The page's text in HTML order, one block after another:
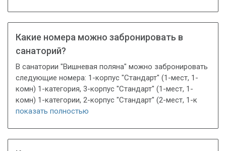
Какие номера можно забронировать в
санаторий?
В санатории "Вишневая поляна" можно забронировать
следующие номера: 1-корпус "Стандарт" (1-мест, 1-
комн) 1-категория, 3-корпус "Стандарт" (1-мест, 1-
комн) 1-категории, 2-корпус "Стандарт" (2-мест, 1-к
показать полностью